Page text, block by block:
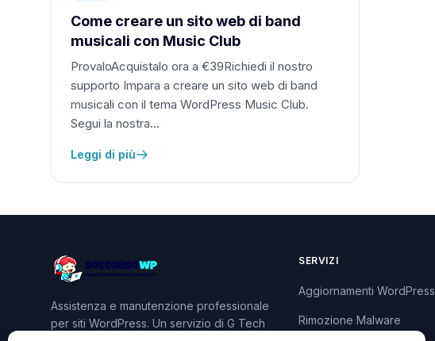
Come creare un sito web di band
musicali con Music Club
ProvaloAcquistalo ora a €39Richiedi il nostro
supporto Impara a creare un sito web di band
musicali con il tema WordPress Music Club.
Segui la nostra…
Leggi di più
Assistenza e manutenzione professionale
per siti WordPress. Un servizio di G Tech
SERVIZI
Aggiornamenti WordPress
Rimozione Malware